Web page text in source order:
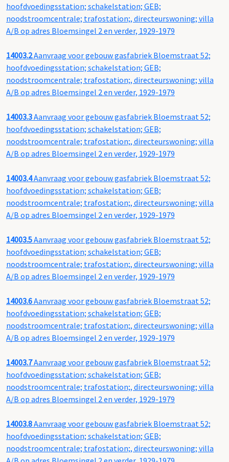
hoofdvoedingsstation; schakelstation; GEB;
noodstroomcentrale; trafostation;, directeurswoning; villa
A/B op adres Bloemsingel 2 en verder, 1929-1979
14003.2Aanvraag voor gebouw gasfabriek Bloemstraat 52;
hoofdvoedingsstation; schakelstation; GEB;
noodstroomcentrale; trafostation;, directeurswoning; villa
A/B op adres Bloemsingel 2 en verder, 1929-1979
14003.3Aanvraag voor gebouw gasfabriek Bloemstraat 52;
hoofdvoedingsstation; schakelstation; GEB;
noodstroomcentrale; trafostation;, directeurswoning; villa
A/B op adres Bloemsingel 2 en verder, 1929-1979
14003.4Aanvraag voor gebouw gasfabriek Bloemstraat 52;
hoofdvoedingsstation; schakelstation; GEB;
noodstroomcentrale; trafostation;, directeurswoning; villa
A/B op adres Bloemsingel 2 en verder, 1929-1979
14003.5Aanvraag voor gebouw gasfabriek Bloemstraat 52;
hoofdvoedingsstation; schakelstation; GEB;
noodstroomcentrale; trafostation;, directeurswoning; villa
A/B op adres Bloemsingel 2 en verder, 1929-1979
14003.6Aanvraag voor gebouw gasfabriek Bloemstraat 52;
hoofdvoedingsstation; schakelstation; GEB;
noodstroomcentrale; trafostation;, directeurswoning; villa
A/B op adres Bloemsingel 2 en verder, 1929-1979
14003.7Aanvraag voor gebouw gasfabriek Bloemstraat 52;
hoofdvoedingsstation; schakelstation; GEB;
noodstroomcentrale; trafostation;, directeurswoning; villa
A/B op adres Bloemsingel 2 en verder, 1929-1979
14003.8Aanvraag voor gebouw gasfabriek Bloemstraat 52;
hoofdvoedingsstation; schakelstation; GEB;
noodstroomcentrale; trafostation;, directeurswoning; villa